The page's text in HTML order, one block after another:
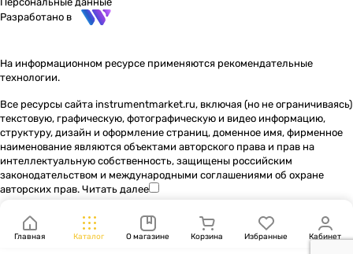
Разработано в
На информационном ресурсе применяются рекомендательные
технологии.
Все ресурсы сайта instrumentmarket.ru, включая (но не ограничиваясь)
текстовую, графическую, фотографическую и видео информацию,
структуру, дизайн и оформление страниц, доменное имя, фирменное
наименование являются объектами авторского права и прав на
интеллектуальную собственность, защищены российским
законодательством и международными соглашениями об охране
авторских прав. Читать далее
Главная Каталог О магазине Корзина Избранные Кабинет